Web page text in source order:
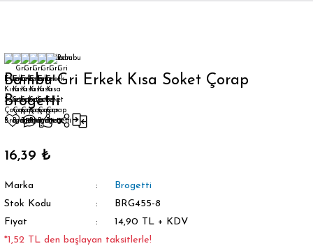
Bambu Gri Erkek Kısa Soket Çorap
Brogetti
16,39 ₺
Marka
Brogetti
Stok Kodu
BRG455-8
Fiyat
14,90 TL + KDV
*1,52 TL den başlayan taksitlerle!